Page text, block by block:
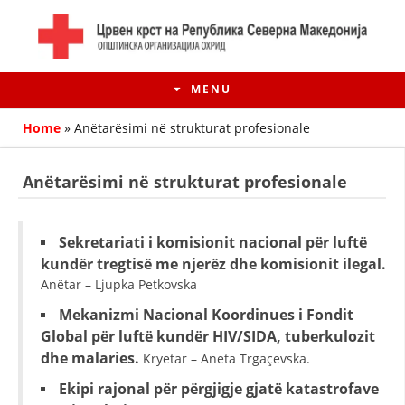
MENU
HISTORIA E LËVIZJES
Home » Anëtarësimi në strukturat profesionale
Anëtarësimi në strukturat profesionale
Sekretariati i komisionit nacional për luftë
kundër tregtisë me njerëz dhe komisionit ilegal.
Anëtar – Ljupka Petkovska
Mekanizmi Nacional Koordinues i Fondit
Global për luftë kundër HIV/SIDA, tuberkulozit
dhe malaries. Kryetar – Aneta Trgaçevska.
Ekipi rajonal për përgjigje gjatë katastrofave